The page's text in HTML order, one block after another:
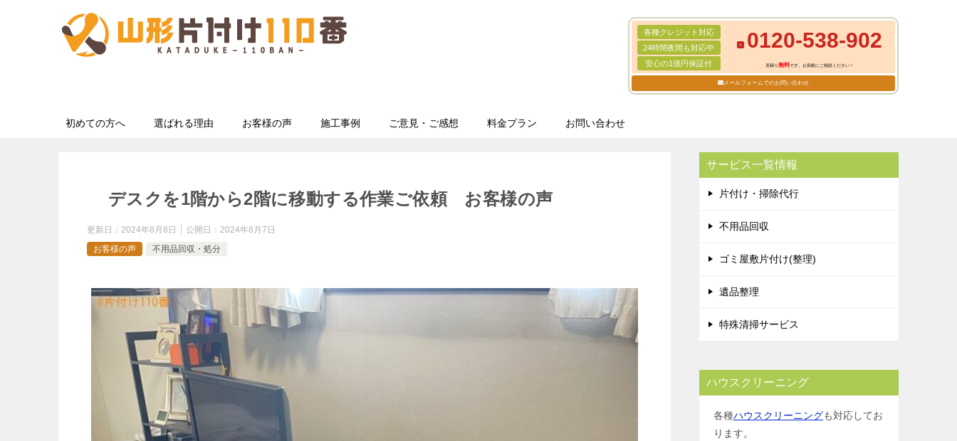
各種クレジット対応
24時間夜間も対応中
安心の1億円保証付
0120-538-902
見積り無料です。お気軽にご相談ください！
メールフォームでのお問い合わせ
初めての方へ 選ばれる理由 お客様の声 施工事例 ご意見・ご感想 料金プラン お問い合わせ
デスクを1階から2階に移動する作業ご依頼 お客様の声
更新日： 2024年8月8日 公開日： 2024年8月7日
お客様の声
不用品回収・処分
サービス一覧情報
片付け・掃除代行
不用品回収
ゴミ屋敷片付け(整理)
遺品整理
特殊清掃サービス
ハウスクリーニング
各種ハウスクリーニングも対応してお
ります。